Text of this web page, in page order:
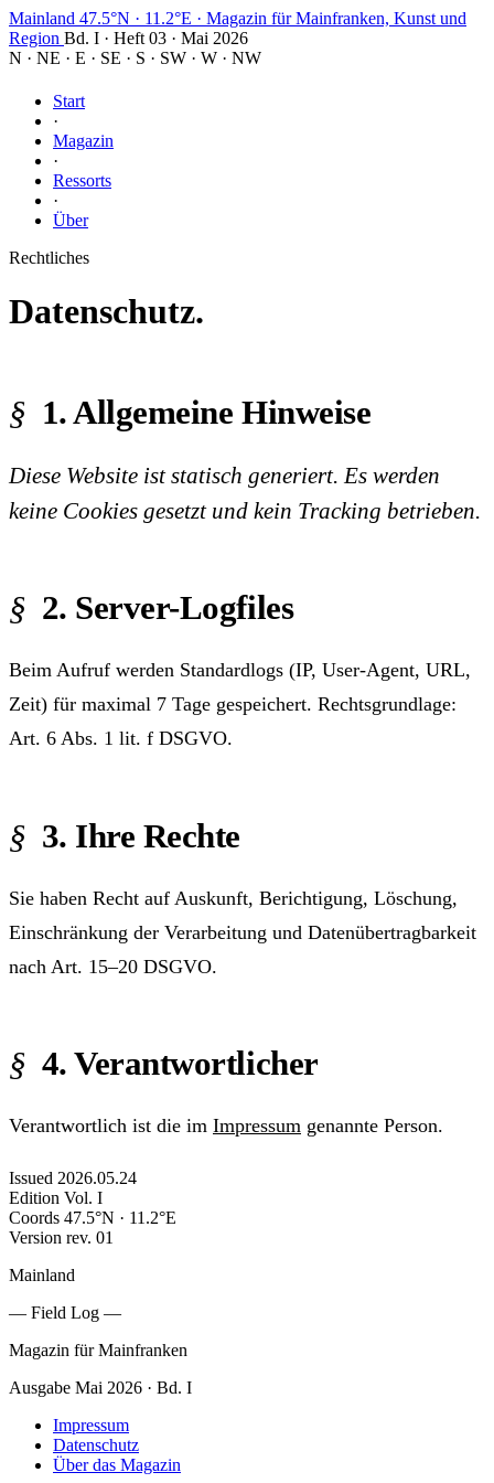
Mainland 47.5°N · 11.2°E · Magazin für Mainfranken, Kunst und
Region Bd. I · Heft 03 · Mai 2026
N · NE · E · SE · S · SW · W · NW
Start
·
Magazin
·
Ressorts
·
Über
Rechtliches
Datenschutz.
1. Allgemeine Hinweise
Diese Website ist statisch generiert. Es werden
keine Cookies gesetzt und kein Tracking betrieben.
2. Server-Logfiles
Beim Aufruf werden Standardlogs (IP, User-Agent, URL,
Zeit) für maximal 7 Tage gespeichert. Rechtsgrundlage:
Art. 6 Abs. 1 lit. f DSGVO.
3. Ihre Rechte
Sie haben Recht auf Auskunft, Berichtigung, Löschung,
Einschränkung der Verarbeitung und Datenübertragbarkeit
nach Art. 15–20 DSGVO.
4. Verantwortlicher
Verantwortlich ist die im Impressum genannte Person.
Issued 2026.05.24
Edition Vol. I
Coords 47.5°N · 11.2°E
Version rev. 01
Mainland
— Field Log —
Magazin für Mainfranken
Ausgabe Mai 2026 · Bd. I
Impressum
Datenschutz
Über das Magazin